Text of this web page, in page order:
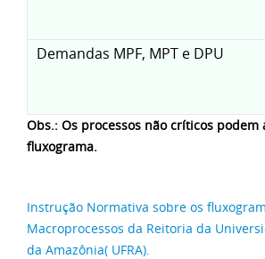
Demandas MPF, MPT e DPU
Obs.: Os processos não críticos
fluxograma.
Instrução Normativa sobre os
Macroprocessos da Reitoria da
da Amazônia( UFRA).